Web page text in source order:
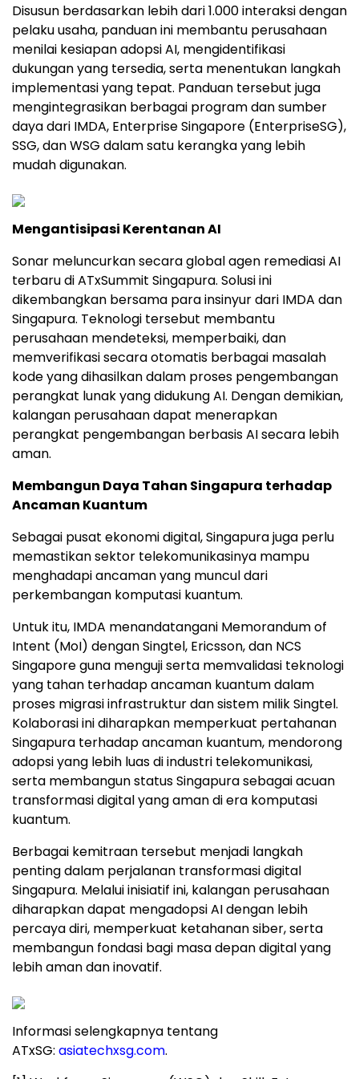
Disusun berdasarkan lebih dari 1.000 interaksi dengan
pelaku usaha, panduan ini membantu perusahaan
menilai kesiapan adopsi AI, mengidentifikasi
dukungan yang tersedia, serta menentukan langkah
implementasi yang tepat. Panduan tersebut juga
mengintegrasikan berbagai program dan sumber
daya dari IMDA, Enterprise Singapore (EnterpriseSG),
SSG, dan WSG dalam satu kerangka yang lebih
mudah digunakan.
Mengantisipasi Kerentanan AI
Sonar meluncurkan secara global agen remediasi AI
terbaru di ATxSummit Singapura. Solusi ini
dikembangkan bersama para insinyur dari IMDA dan
Singapura. Teknologi tersebut membantu
perusahaan mendeteksi, memperbaiki, dan
memverifikasi secara otomatis berbagai masalah
kode yang dihasilkan dalam proses pengembangan
perangkat lunak yang didukung AI. Dengan demikian,
kalangan perusahaan dapat menerapkan
perangkat pengembangan berbasis AI secara lebih
aman.
Membangun Daya Tahan Singapura terhadap
Ancaman Kuantum
Sebagai pusat ekonomi digital, Singapura juga perlu
memastikan sektor telekomunikasinya mampu
menghadapi ancaman yang muncul dari
perkembangan komputasi kuantum.
Untuk itu, IMDA menandatangani Memorandum of
Intent (MoI) dengan Singtel, Ericsson, dan NCS
Singapore guna menguji serta memvalidasi teknologi
yang tahan terhadap ancaman kuantum dalam
proses migrasi infrastruktur dan sistem milik Singtel.
Kolaborasi ini diharapkan memperkuat pertahanan
Singapura terhadap ancaman kuantum, mendorong
adopsi yang lebih luas di industri telekomunikasi,
serta membangun status Singapura sebagai acuan
transformasi digital yang aman di era komputasi
kuantum.
Berbagai kemitraan tersebut menjadi langkah
penting dalam perjalanan transformasi digital
Singapura. Melalui inisiatif ini, kalangan perusahaan
diharapkan dapat mengadopsi AI dengan lebih
percaya diri, memperkuat ketahanan siber, serta
membangun fondasi bagi masa depan digital yang
lebih aman dan inovatif.
Informasi selengkapnya tentang
ATxSG: asiatechxsg.com.